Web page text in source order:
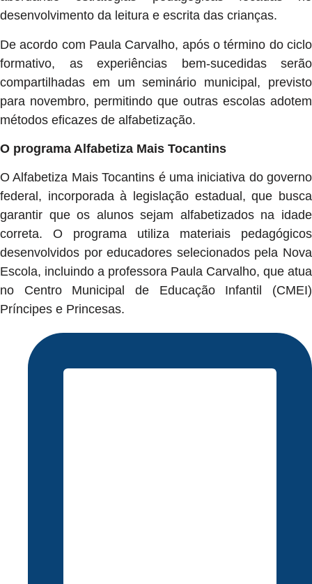
desenvolvimento da leitura e escrita das crianças.
De acordo com Paula Carvalho, após o término do ciclo
formativo, as experiências bem-sucedidas serão
compartilhadas em um seminário municipal, previsto
para novembro, permitindo que outras escolas adotem
métodos eficazes de alfabetização.
O programa Alfabetiza Mais Tocantins
O Alfabetiza Mais Tocantins é uma iniciativa do governo
federal, incorporada à legislação estadual, que busca
garantir que os alunos sejam alfabetizados na idade
correta. O programa utiliza materiais pedagógicos
desenvolvidos por educadores selecionados pela Nova
Escola, incluindo a professora Paula Carvalho, que atua
no Centro Municipal de Educação Infantil (CMEI)
Príncipes e Princesas.